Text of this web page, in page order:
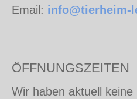
Email: info@tierheim-
ÖFFNUNGSZEITEN
Wir haben aktuell keine